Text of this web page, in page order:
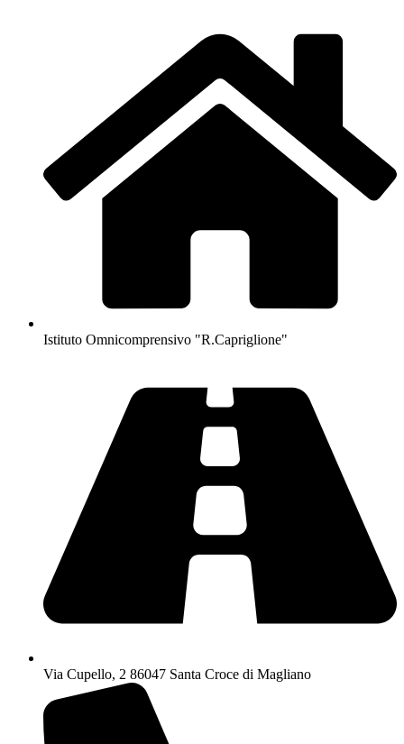
Istituto Omnicomprensivo "R.Capriglione"
Via Cupello, 2 86047 Santa Croce di Magliano